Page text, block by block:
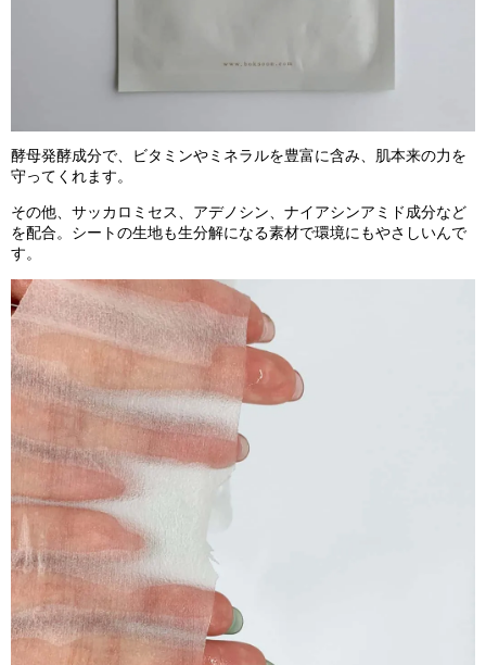
酵母発酵成分で、ビタミンやミネラルを豊富に含み、肌本来の力を
守ってくれます。
その他、サッカロミセス、アデノシン、ナイアシンアミド成分など
を配合。シートの生地も生分解になる素材で環境にもやさしいんで
す。